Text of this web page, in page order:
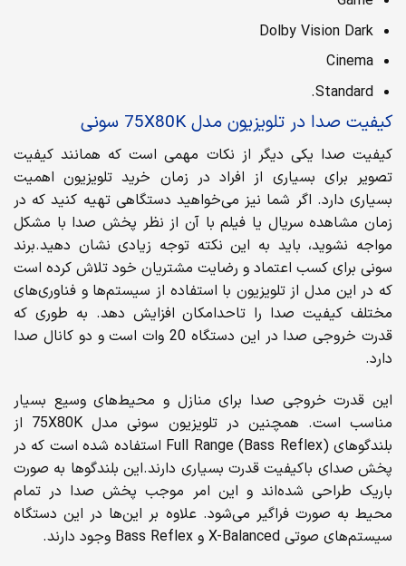
Dolby Vision Dark
Cinema
Standard.
کیفیت صدا در تلویزیون مدل 75X80K سونی
کیفیت صدا یکی دیگر از نکات مهمی است که همانند کیفیت
تصویر برای بسیاری از افراد در زمان خرید تلویزیون اهمیت
بسیاری دارد. اگر شما نیز می‌خواهید دستگاهی تهیه کنید که در
زمان مشاهده سریال یا فیلم با آن از نظر پخش صدا با مشکل
مواجه نشوید، باید به این نکته توجه زیادی نشان دهید.برند
سونی برای کسب اعتماد و رضایت مشتریان خود تلاش کرده است
که در این مدل از تلویزیون با استفاده از سیستم‌ها و فناوری‌های
مختلف کیفیت صدا را تاحدامکان افزایش دهد. به طوری که
قدرت خروجی صدا در این دستگاه 20 وات است و دو کانال صدا
دارد.
این قدرت خروجی صدا برای منازل و محیط‌های وسیع بسیار
مناسب است. همچنین در تلویزیون سونی مدل 75X80K از
بلندگوهای Full Range (Bass Reflex) استفاده شده است که در
پخش صدای باکیفیت قدرت بسیاری دارند.این بلند‌گوها به صورت
باریک طراحی شده‌اند و این امر موجب پخش صدا در تمام
محیط به صورت فراگیر می‌شود. علاوه بر این‌ها در این دستگاه
سیستم‌های صوتی X-Balanced و Bass Reflex وجود دارند.